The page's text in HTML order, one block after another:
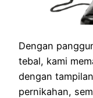
Dengan
tebal, kami
dengan
pernikahan,